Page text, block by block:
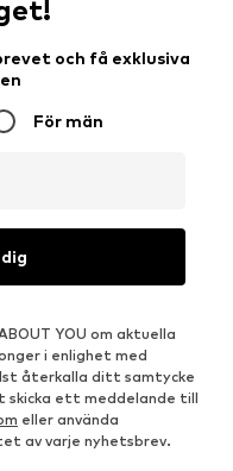
och få exklusiva
För män
YOU om aktuella
i enlighet med
återkalla ditt samtycke
skicka ett meddelande till
eller använda
av varje nyhetsbrev.